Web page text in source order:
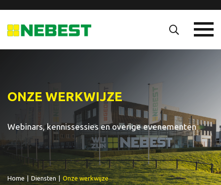
ONZE WERKWIJZE
Webinars, kennissessies en overige evenementen
Home Diensten | Onze werkwijze